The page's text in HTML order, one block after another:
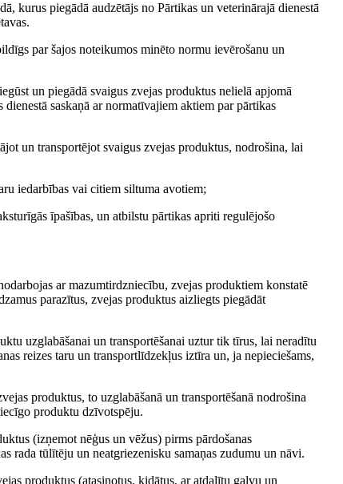
kurus piegādā audzētājs no Pārtikas un veterinārajā dienestā
par šajos noteikumos minēto normu ievērošanu un
un piegādā svaigus zvejas produktus nelielā apjomā
saskaņā ar normatīvajiem aktiem par pārtikas
un transportējot svaigus zvejas produktus, nodrošina, lai
iedarbības vai citiem siltuma avotiem;
īpašības, un atbilstu pārtikas apriti regulējošo
ar mazumtirdzniecību, zvejas produktiem konstatē
parazītus, zvejas produktus aizliegts piegādāt
uzglabāšanai un transportēšanai uztur tik tīrus, lai neradītu
reizes taru un transportlīdzekļus iztīra un, ja nepieciešams,
produktus, to uzglabāšanā un transportēšanā nodrošina
produktu dzīvotspēju.
(izņemot nēģus un vēžus) pirms pārdošanas
rada tūlītēju un neatgriezenisku samaņas zudumu un nāvi.
produktus (atasiņotus, ķidātus, ar atdalītu galvu un